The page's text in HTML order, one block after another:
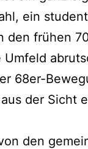
ein
den frühen
Umfeld
68er-
der Sicht
den